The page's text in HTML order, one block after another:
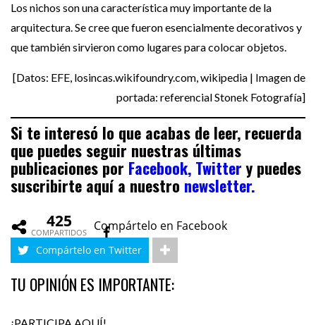
Los nichos son una característica muy importante de la
arquitectura. Se cree que fueron esencialmente decorativos y
que también sirvieron como lugares para colocar objetos.
[Datos: EFE, losincas.wikifoundry.com, wikipedia | Imagen de
portada: referencialStonek Fotografía]
Si te interesó lo que acabas de leer, recuerda
que puedes seguir nuestras últimas
publicaciones por Facebook, Twitter y puedes
suscribirte aquí a nuestro newsletter.
425
COMPARTIDOS Compártelo en Facebook
Compártelo en Twitter
TU OPINIÓN ES IMPORTANTE: